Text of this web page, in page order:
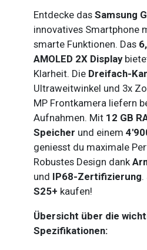
Entdecke das Samsung
innovatives Smartphone
smarte Funktionen. Das
AMOLED 2X Display
Klarheit. Die Dreifach-
Ultraweitwinkel und 3x
MP Frontkamera liefern
Aufnahmen. Mit 12 GB
Speicher und einem
geniesst du maximale
Robustes Design dank
und IP68-Zertifizierung.
S25+ kaufen!
Übersicht über die
Spezifikationen: